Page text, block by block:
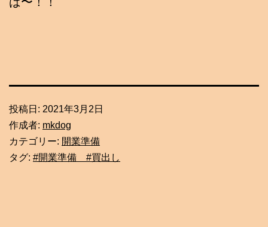
投稿日: 2021年3月2日
作成者: mkdog
カテゴリー: 開業準備
タグ: #開業準備 #買出し